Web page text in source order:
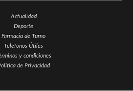
Actualidad
Deporte
Farmacia de Turno
Teléfonos Útiles
y condiciones
de Privacidad